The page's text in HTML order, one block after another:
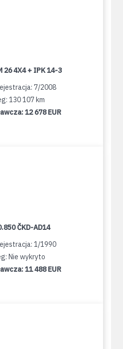
26 4X4 + IPK 14-3
7/2008
130 107 km
12 678 EUR
ČKD-AD14
1/1990
Nie wykryto
11 488 EUR